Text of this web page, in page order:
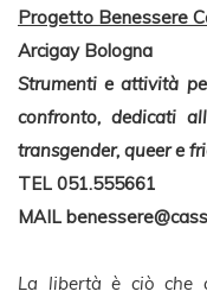
Progetto Benessere
Arcigay Bologna
Strumenti e attività
confronto, dedicati
transgender, queer e
TEL 051.555661
MAIL
La libertà è ciò che